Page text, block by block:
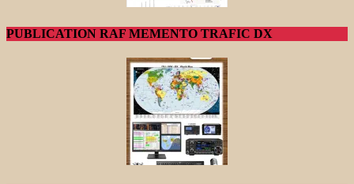
PUBLICATION RAF MEMENTO TRAFIC DX